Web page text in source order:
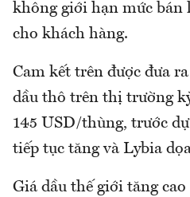
không giới hạn mức bán
cho khách hàng.
Cam kết trên được đưa
dầu thô trên thị trường
145 USD/thùng, trước
tiếp tục tăng và Lybia
Giá dầu thế giới tăng